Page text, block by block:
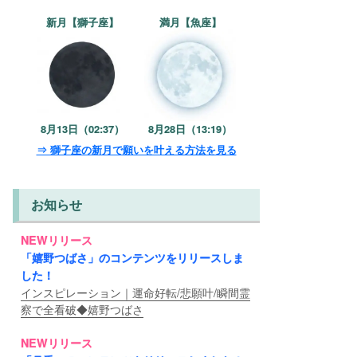
新月【獅子座】
8月13日（02:37）
満月【魚座】
8月28日（13:19）
⇒ 獅子座の新月で願いを叶える方法を見る
お知らせ
NEWリリース
「嬉野つばさ」のコンテンツをリリースしま
した！
インスピレーション｜運命好転/悲願叶/瞬間霊
察で全看破◆嬉野つばさ
NEWリリース